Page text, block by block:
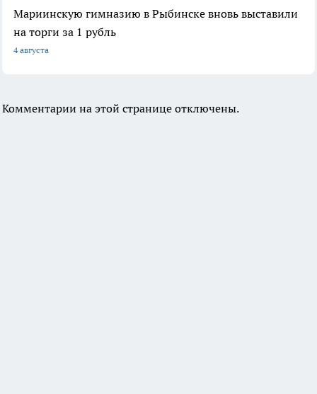
Мариинскую гимназию в Рыбинске вновь выставили
на торги за 1 рубль
4 августа
Комментарии на этой странице отключены.